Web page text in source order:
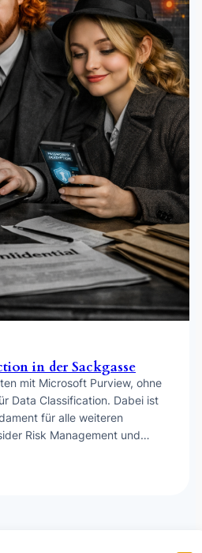
in der Sackgasse
mit Microsoft Purview, ohne
Data Classification. Dabei ist
für alle weiteren
Risk Management und…